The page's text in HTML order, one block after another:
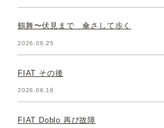
鶴舞〜伏見まで 傘さして歩く
2026.06.25
FIAT その後
2026.06.18
FIAT Doblo 再び故障